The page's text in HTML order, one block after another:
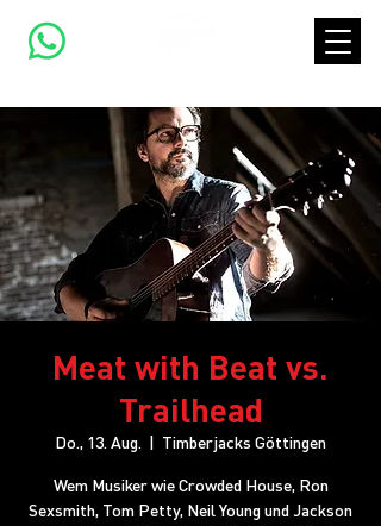
Meat with Beat vs.
Trailhead
Do., 13. Aug.
  |
Timberjacks Göttingen
Wem Musiker wie Crowded House, Ron
Sexsmith, Tom Petty, Neil Young und Jackson